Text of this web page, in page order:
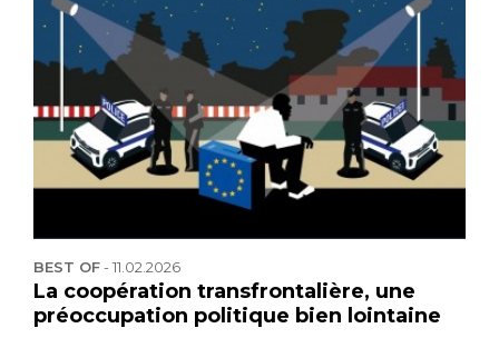
BEST OF-11.02.2026
La coopération transfrontalière, une
préoccupation politique bien lointaine